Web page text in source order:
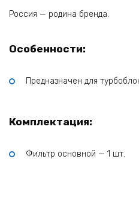
Россия — родина бренда.
Особенности:
Предназначен для
Комплектация:
Фильтр основной — 1 шт.